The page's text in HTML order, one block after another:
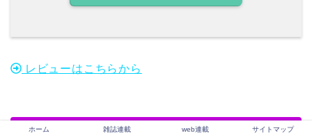
レビューはこちらから
攻めのオス顔が見たい！がんばる受
ホーム 雑誌連載 web連載 サイトマップ